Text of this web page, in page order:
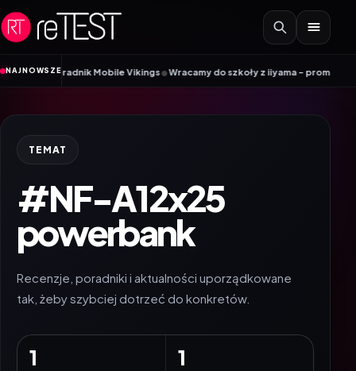
Przejdź do treści
NAJNOWSZE
Poradnik Mobile Vikings•Wracamy do szkoły z iiyama – promocja Back to
TEMAT
#NF-A12x25
powerbank
Recenzje, poradniki i aktualności uporządkowane
tak, żeby szybciej dotrzeć do konkretów.
1 1